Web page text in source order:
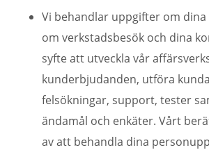
Vi behandlar uppgifter om
om verkstadsbesök och dina
syfte att utveckla vår
kunderbjudanden, utföra
felsökningar, support, tester
ändamål och enkäter. Vårt
av att behandla dina